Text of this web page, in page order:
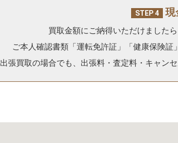
STEP 4 現
買取金額にご納得いただけました
ご本人確認書類「運転免許証」「健康保険証
出張買取の場合でも、出張料・査定料・キャン